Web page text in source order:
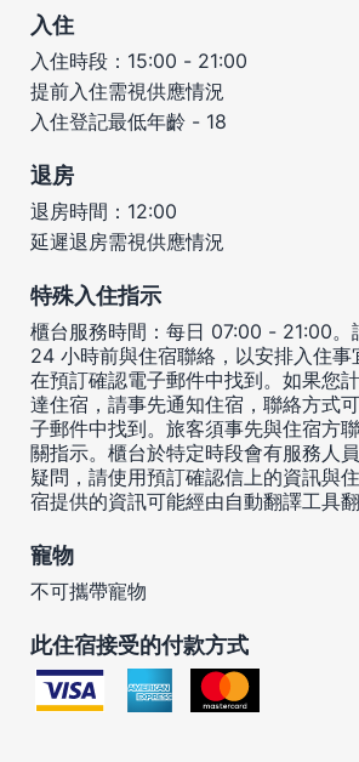
入住
入住時段：15:00 - 21:00
提前入住需視供應情況
入住登記最低年齡 - 18
退房
退房時間：12:00
延遲退房需視供應情況
特殊入住指示
櫃台服務時間：每日 07:00 - 21:00。
24 小時前與住宿聯絡，以安排入住事
在預訂確認電子郵件中找到。如果您
達住宿，請事先通知住宿，聯絡方式
子郵件中找到。旅客須事先與住宿方
關指示。櫃台於特定時段會有服務人
疑問，請使用預訂確認信上的資訊與
宿提供的資訊可能經由自動翻譯工具翻
寵物
不可攜帶寵物
此住宿接受的付款方式